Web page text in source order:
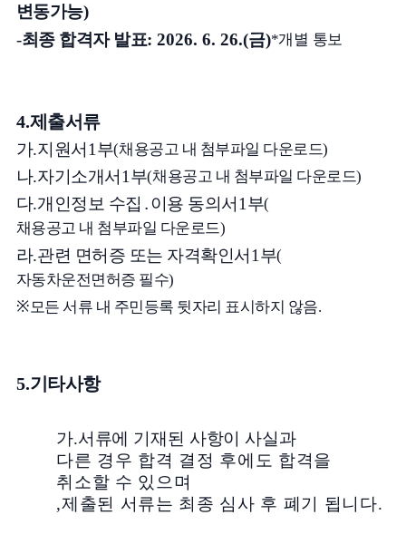
변동가능)
-최종 합격자 발표: 2026. 6. 26.(금)*개별 통보
4.제출서류
가.지원서 1 부(채용공고 내 첨부파일 다운로드)
나.자기소개서 1 부(채용공고 내 첨부파일 다운로드)
다.개인정보 수집 ․이용 동의서 1 부(
채용공고 내 첨부파일 다운로드)
라.관련 면허증 또는 자격확인서 1 부(
자동차운전면허증 필수)
※모든 서류 내 주민등록 뒷자리 표시하지 않음.
5.기타사항
가.서류에 기재된 사항이 사실과
다른 경우 합격 결정 후에도 합격을
취소할 수 있으며
,제출된 서류는 최종 심사 후 폐기 됩니다.